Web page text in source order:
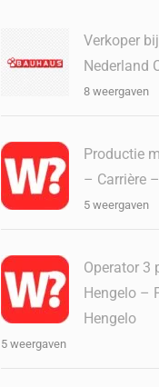
Verkoper
Nederland
8 weergaven
Productie
– Carrière
5 weergaven
Operator 3
Hengelo –
Hengelo
5 weergaven